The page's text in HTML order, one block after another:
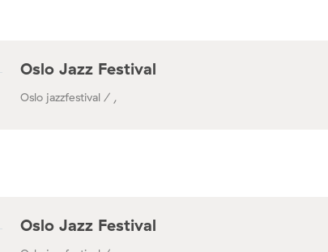
Oslo Jazz Festival
Oslo jazzfestival / ,
Oslo Jazz Festival